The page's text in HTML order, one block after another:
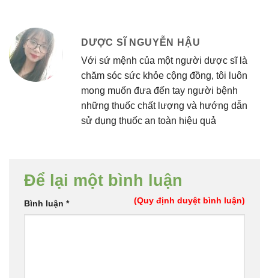
DƯỢC SĨ NGUYỄN HẬU
Với sứ mệnh của một người dược sĩ là
chăm sóc sức khỏe cộng đồng, tôi luôn
mong muốn đưa đến tay người bệnh
những thuốc chất lượng và hướng dẫn
sử dụng thuốc an toàn hiệu quả
Để lại một bình luận
(Quy định duyệt bình luận)
Bình luận *